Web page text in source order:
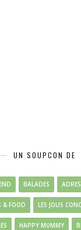
UN SOUPCON DE
BALADES
& FOOD LES JOLIS
HAPPY MUMMY